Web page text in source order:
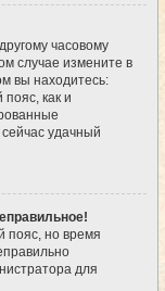
часовому
случае измените в
вы находитесь:
пояс, как и
удачный
пояс, но время
для